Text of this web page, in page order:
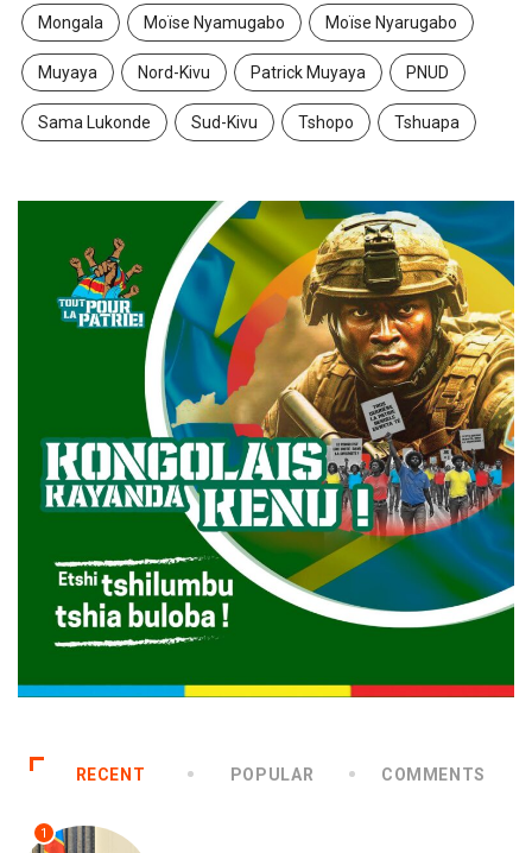
Mongala Moïse Nyamugabo Moïse Nyarugabo
Muyaya Nord-Kivu Patrick Muyaya PNUD
Sama Lukonde Sud-Kivu Tshopo Tshuapa
RECENT POPULAR COMMENTS
1